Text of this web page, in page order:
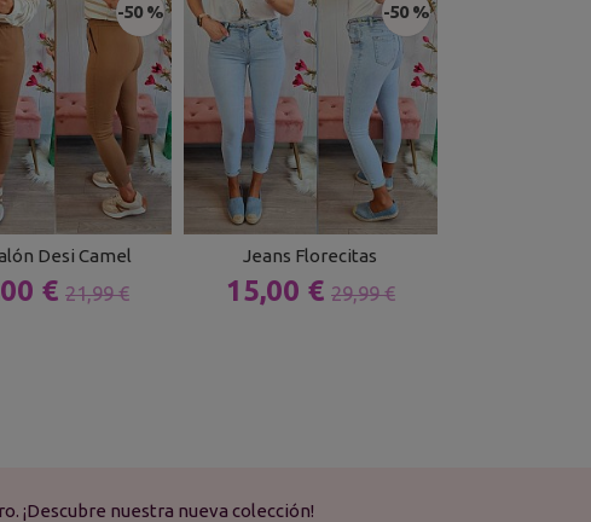
-50 %
Desi Camel
€ 21,99 €
-50 %
Jeans Florecitas
15,00 € 29,99 €
¡Descubre nuestra nueva colección!